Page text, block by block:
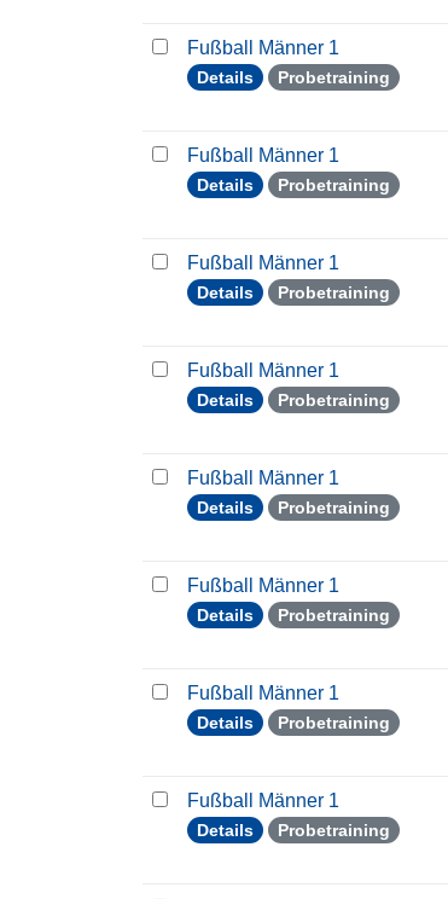
Fußball Männer 1
Details Probetraining
Fußball Männer 1
Details Probetraining
Fußball Männer 1
Details Probetraining
Fußball Männer 1
Details Probetraining
Fußball Männer 1
Details Probetraining
Fußball Männer 1
Details Probetraining
Fußball Männer 1
Details Probetraining
Fußball Männer 1
Details Probetraining